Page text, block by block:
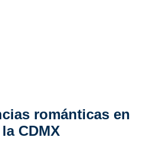
románticas en
la CDMX